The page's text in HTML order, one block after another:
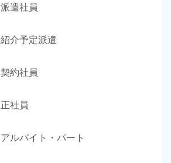
派遣社員
紹介予定派遣
契約社員
正社員
アルバイト・パート